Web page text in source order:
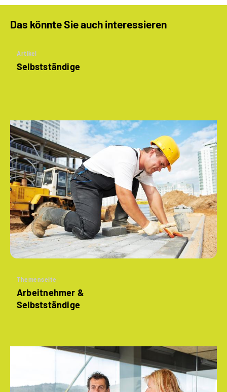
Das könnte Sie auch interessieren
Artikel
Selbstständige
Themenseite
Arbeitnehmer &
Selbstständige